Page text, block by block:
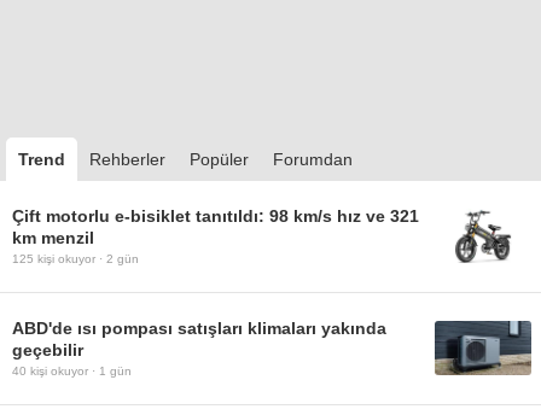
Trend Rehberler Popüler Forumdan
Çift motorlu e-bisiklet tanıtıldı: 98 km/s hız ve 321
km menzil
125 kişi okuyor · 2 gün
ABD'de ısı pompası satışları klimaları yakında
geçebilir
40 kişi okuyor · 1 gün